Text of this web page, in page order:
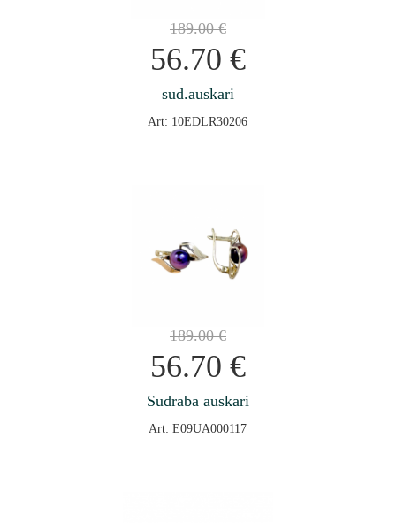
189.00€
56.70 €
sud.auskari
Art: 10EDLR30206
189.00€
56.70 €
Sudraba auskari
Art: E09UA000117